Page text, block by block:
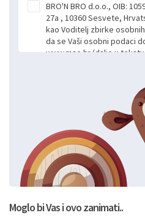
BRO'N BRO d.o.o., OIB:
27a , 10360 Sesvete,
kao Voditelj zbirke
da se Vaši osobni podaci
www.mae.hr (dalje u
obrađeni. Prihvaćanjem
slobodno i izričito dajete
obradu Vaših osobnih
putem ovih web stranica
komunikacije na Vaš upit
Radi se o dobrovoljnom
Izjavu niste dužni
svoje osobne podatke u
formi/obrazaca dostupnih
BRO'N BRO d.o.o. će s
postupati sukladno Općoj
privatnosti i kolačića koju
Moglo bi Vas i ovo zanimati..